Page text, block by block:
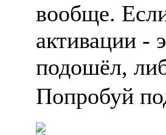
вообще.
активации -
подошёл,
Попробуй